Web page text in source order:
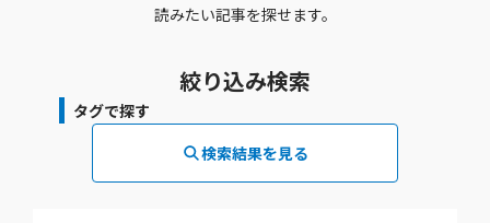
読みたい記事を探せます。
絞り込み検索
タグで探す
検索結果を見る